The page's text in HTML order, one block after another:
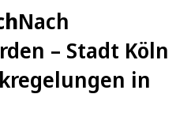
Nach
– Stadt Köln
in